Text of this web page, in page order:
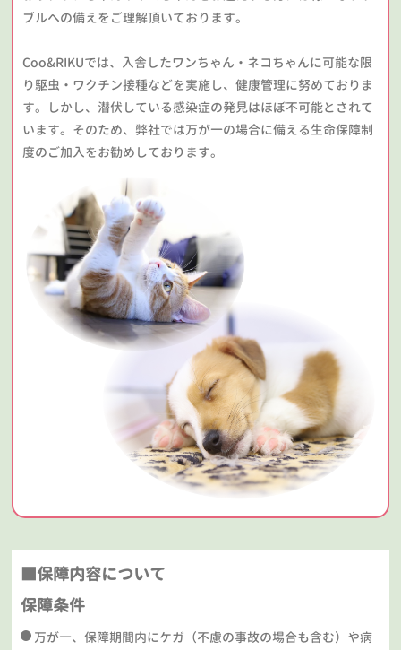
ブルへの備えをご理解頂いております。
Coo&RIKUでは、入舎したワンちゃん・ネコちゃんに可能な限
り駆虫・ワクチン接種などを実施し、健康管理に努めておりま
す。しかし、潜伏している感染症の発見はほぼ不可能とされて
います。そのため、弊社では万が一の場合に備える生命保障制
度のご加入をお勧めしております。
■保障内容について
保障条件
万が一、保障期間内にケガ（不慮の事故の場合も含む）や病